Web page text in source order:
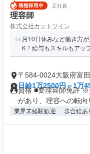
正社員
理容師
株式会社カットツイン
月10日休みなど働き方
K！給与もスキルもアッ
〒584-0024大阪府富
日給1万2500円～1万
資格 ■要理容師免許 ※
があり、理容への転向
業界未経験歓迎 歩合給あ